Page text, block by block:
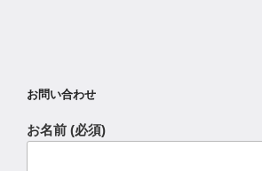
お問い合わせ
お名前 (必須)